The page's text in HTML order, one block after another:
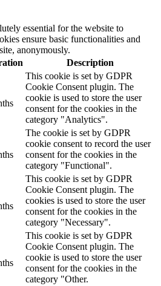
essential for the website to
ensure basic functionalities and
anonymously.
Description
This cookie is set by GDPR
Cookie Consent plugin. The
cookie is used to store the user
consent for the cookies in the
category "Analytics".
The cookie is set by GDPR
cookie consent to record the user
consent for the cookies in the
category "Functional".
This cookie is set by GDPR
Cookie Consent plugin. The
cookies is used to store the user
consent for the cookies in the
category "Necessary".
This cookie is set by GDPR
Cookie Consent plugin. The
cookie is used to store the user
consent for the cookies in the
category "Other.